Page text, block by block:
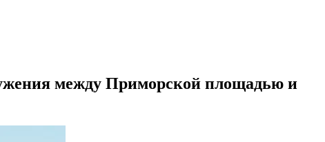
между Приморской площадью и